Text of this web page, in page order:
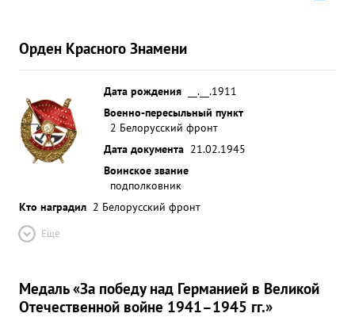
Орден Красного Знамени
Дата рождения
__.__.1911
Военно-пересыльный пункт
2 Белорусский фронт
Дата документа 21.02.1945
Воинское звание
подполковник
Кто наградил 2 Белорусский фронт
Ещё
Медаль «За победу над Германией в Великой
Отечественной войне 1941–1945 гг.»